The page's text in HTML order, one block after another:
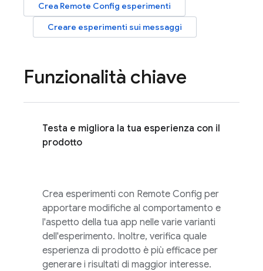
Crea Remote Config esperimenti
Creare esperimenti sui messaggi
Funzionalità chiave
Testa e migliora la tua esperienza con il
prodotto
Crea esperimenti con Remote Config per
apportare modifiche al comportamento e
l'aspetto della tua app nelle varie varianti
dell'esperimento. Inoltre, verifica quale
esperienza di prodotto è più efficace per
generare i risultati di maggior interesse.